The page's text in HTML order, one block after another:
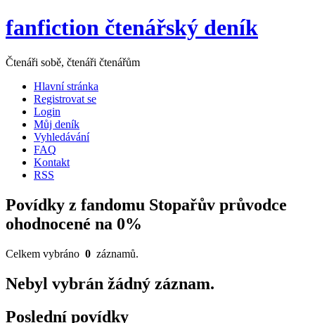
fanfiction čtenářský deník
Čtenáři sobě, čtenáři čtenářům
Hlavní stránka
Registrovat se
Login
Můj deník
Vyhledávání
FAQ
Kontakt
RSS
Povídky z fandomu Stopařův průvodce
ohodnocené na 0%
Celkem vybráno 0 záznamů.
Nebyl vybrán žádný záznam.
Poslední povídky